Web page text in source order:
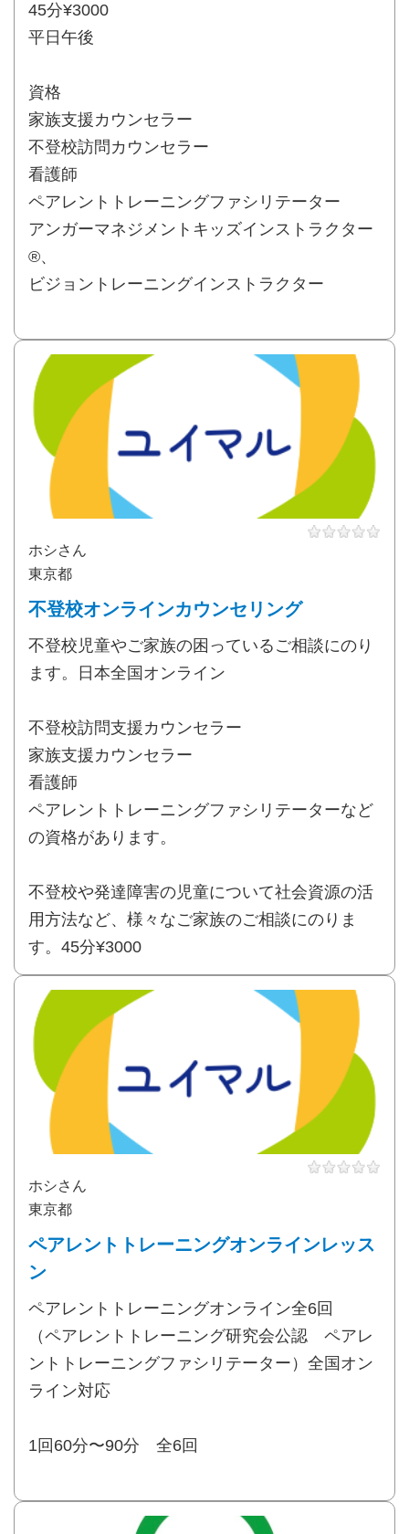
45分¥3000
平日午後
資格
家族支援カウンセラー
不登校訪問カウンセラー
看護師
ペアレントトレーニングファシリテーター
アンガーマネジメントキッズインストラクター
®、
ビジョントレーニングインストラクター
ホシさん
東京都
不登校オンラインカウンセリング
不登校児童やご家族の困っているご相談にのり
ます。日本全国オンライン
不登校訪問支援カウンセラー
家族支援カウンセラー
看護師
ペアレントトレーニングファシリテーターなど
の資格があります。
不登校や発達障害の児童について社会資源の活
用方法など、様々なご家族のご相談にのりま
す。45分¥3000
ホシさん
東京都
ペアレントトレーニングオンラインレッス
ン
ペアレントトレーニングオンライン全6回
（ペアレントトレーニング研究会公認 ペアレ
ントトレーニングファシリテーター）全国オン
ライン対応
1回60分〜90分 全6回